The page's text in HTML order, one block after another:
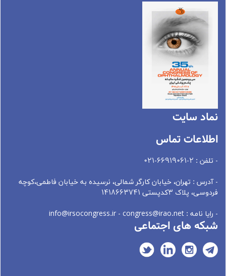
نماد سايت
اطلاعات تماس
- تلفن : 2-66919061-021
- آدرس : تهران، خيابان کارگر شمالی، نرسيده به خيابان فاطمی،کوچه
فردوسی، پلاک 3کدپستی 1418663741
- رایا نامه : info@irsocongress.ir - congress@irao.net
شبکه های اجتماعی